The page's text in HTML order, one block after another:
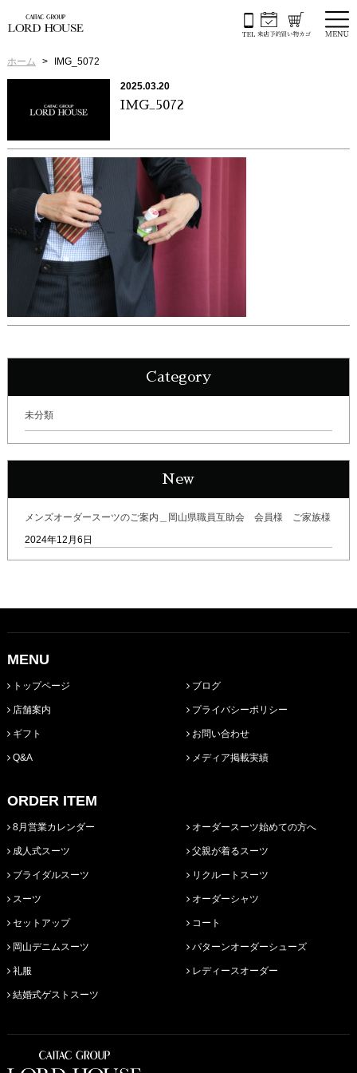
ホーム IMG_5072
2025.03.20
IMG_5072
Category
未分類
New
メンズオーダースーツのご案内＿岡山県職員互助会 会員様 ご家族様
2024年12月6日
MENU
トップページ
店舗案内
ギフト
Q&A
ブログ
プライバシーポリシー
お問い合わせ
メディア掲載実績
ORDER ITEM
8月営業カレンダー
成人式スーツ
ブライダルスーツ
スーツ
セットアップ
岡山デニムスーツ
礼服
結婚式ゲストスーツ
オーダースーツ始めての方へ
父親が着るスーツ
リクルートスーツ
オーダーシャツ
コート
パターンオーダーシューズ
レディースオーダー